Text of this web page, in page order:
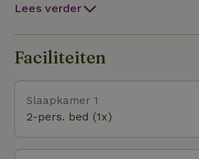
Lees verder
Faciliteiten
Slaapkamer 1
2-pers. bed (1x)